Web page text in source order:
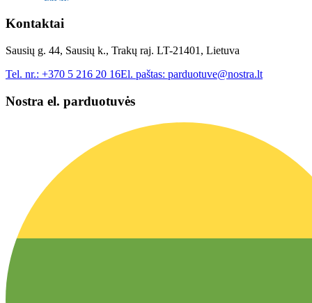
Kontaktai
Sausių g. 44, Sausių k., Trakų raj. LT-21401, Lietuva
Tel. nr.: +370 5 216 20 16El. paštas: parduotuve@nostra.lt
Nostra el. parduotuvės